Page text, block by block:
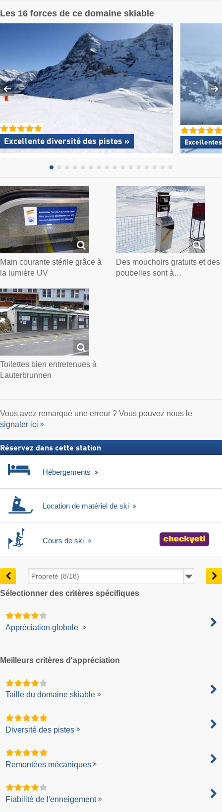
Les 16 forces de ce domaine skiable
Excellente diversité des pistes » Excellentes
Main courante stérile grâce à
la lumière UV
Des mouchoirs gratuits et des
poubelles sont à…
Toilettes bien entretenues à
Lauterbrunnen
Vous avez remarqué une erreur ? Vous pouvez nous le
signaler ici
Réservez dans cette station
Hébergements
Location de matériel de ski
Cours de ski
Sélectionner des critères spécifiques
Appréciation globale
Meilleurs critères d'appréciation
Taille du domaine skiable
Diversité des pistes
Remontées mécaniques
Fiabilité de l'enneigement